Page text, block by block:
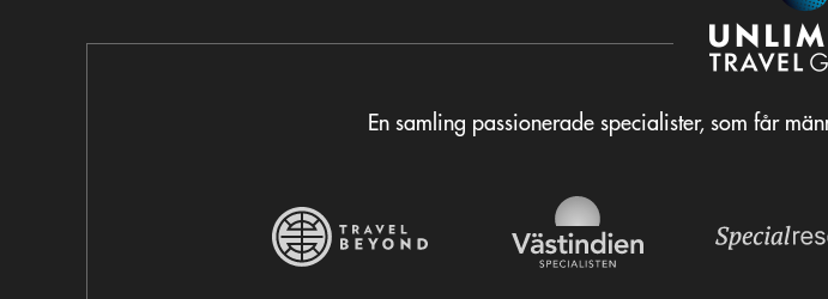
En samling passionerade specialister, som får